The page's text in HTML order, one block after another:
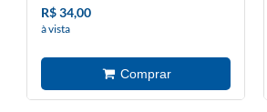
R$ 34,00
à vista